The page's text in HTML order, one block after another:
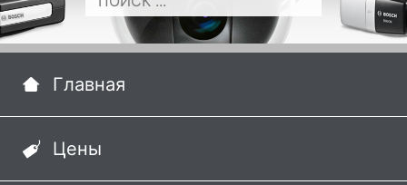
Главная
Цены